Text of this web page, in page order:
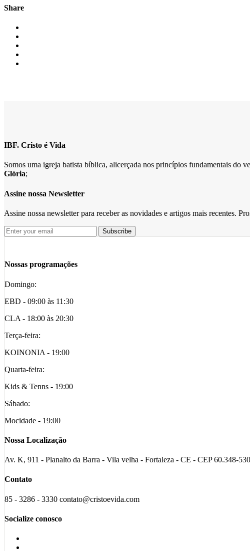
Share
IBF. Cristo é Vida
Somos uma igreja batista bíblica, alicerçada nos princípios fundamentais do
Glória;
Assine nossa Newsletter
Assine nossa newsletter para receber as novidades e artigos mais recentes.
Nossas programações
Domingo:
EBD - 09:00 às 11:30
CLA - 18:00 às 20:30
Terça-feira:
KOINONIA - 19:00
Quarta-feira:
Kids & Tenns - 19:00
Sábado:
Mocidade - 19:00
Nossa Localização
Av. K, 911 - Planalto da Barra - Vila velha - Fortaleza - CE - CEP 60.348-530
Contato
85 - 3286 - 3330 contato@cristoevida.com
Socialize conosco